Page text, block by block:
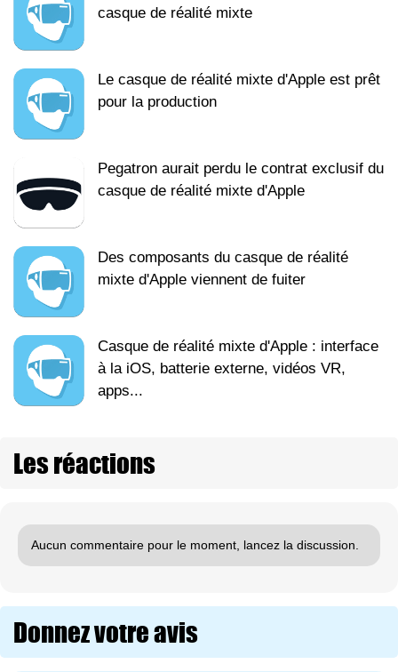
casque de réalité mixte
Le casque de réalité mixte d'Apple est prêt
pour la production
Pegatron aurait perdu le contrat exclusif du
casque de réalité mixte d'Apple
Des composants du casque de réalité
mixte d'Apple viennent de fuiter
Casque de réalité mixte d'Apple : interface
à la iOS, batterie externe, vidéos VR,
apps...
Les réactions
Aucun commentaire pour le moment, lancez la discussion.
Donnez votre avis